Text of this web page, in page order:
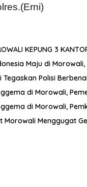
KEPUNG 3
Maju di
Polisi
di Morowali,
di Morowali,
Morowali Menggugat